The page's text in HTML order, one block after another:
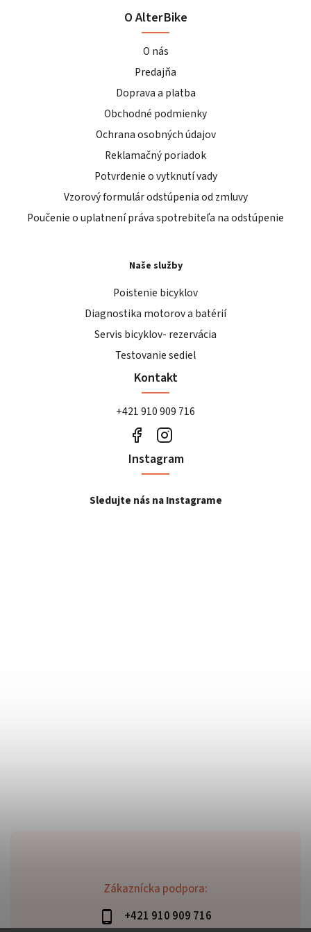
Zákaznícka podpora:
+421 910 909 716
O AlterBike
O nás
Predajňa
Doprava a platba
Obchodné podmienky
Ochrana osobných údajov
Reklamačný poriadok
Potvrdenie o vytknutí vady
Vzorový formulár odstúpenia od zmluvy
Poučenie o uplatnení práva spotrebiteľa na odstúpenie
Naše služby
Poistenie bicyklov
Diagnostika motorov a batérií
Servis bicyklov- rezervácia
Testovanie sediel
Kontakt
+421 910 909 716
Instagram
Sledujte nás na Instagrame